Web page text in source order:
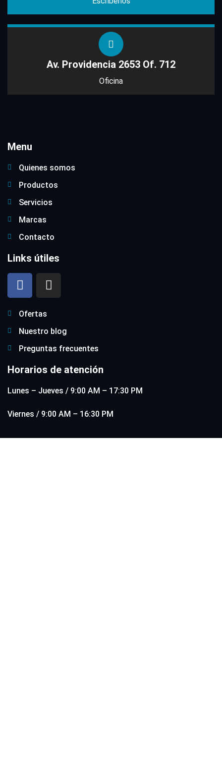
Av. Providencia 2653 Of. 712
Oficina
Menu
Quienes somos
Productos
Servicios
Marcas
Contacto
Links útiles
Ofertas
Nuestro blog
Preguntas frecuentes
Horarios de atención
Lunes – Jueves / 9:00 AM – 17:30 PM
Viernes / 9:00 AM – 16:30 PM